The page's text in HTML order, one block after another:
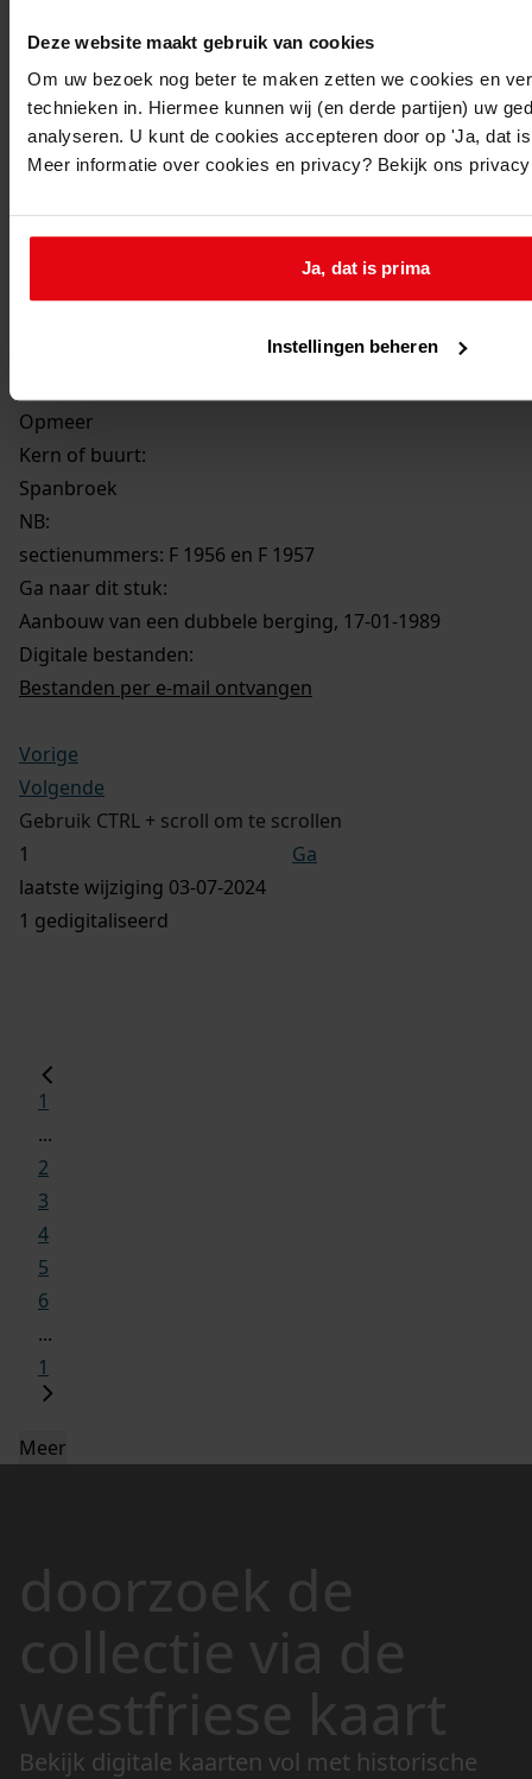
Deze website maakt gebruik van cookies
Om uw bezoek nog beter te maken zetten we cookies en
technieken in. Hiermee kunnen wij (en derde partijen) uw
analyseren. U kunt de cookies accepteren door op 'Ja, dat
Meer informatie over cookies en privacy? Bekijk ons
Ja, dat is prima
Instellingen beheren
Aanbouw van een dubbele berging
Datum vergunning:
17-01-1989
Adres:
Spanbroek, Merelstraat 9
Opmeer
Kern of buurt:
Spanbroek
NB:
sectienummers: F 1956 en F 1957
Ga naar dit stuk:
Aanbouw van een dubbele berging, 17-01-1989
Digitale bestanden:
Bestanden per e-mail ontvangen
Vorige
Volgende
Gebruik CTRL + scroll om te scrollen
Ga
laatste wijziging 03-07-2024
1 gedigitaliseerd
1
...
2
3
4
5
6
...
1
Meer
doorzoek de
collectie via de
westfriese kaart
Bekijk digitale kaarten vol met historische